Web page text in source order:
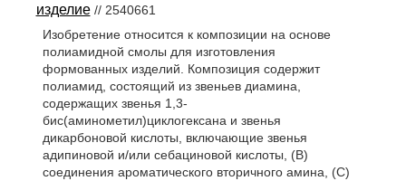
изделие// 2540661
Изобретение относится к композиции на основе
полиамидной смолы для изготовления
формованных изделий. Композиция содержит
полиамид, состоящий из звеньев диамина,
содержащих звенья 1,3-
бис(аминометил)циклогексана и звенья
дикарбоновой кислоты, включающие звенья
адипиновой и/или себациновой кислоты, (В)
соединения ароматического вторичного амина, (С)